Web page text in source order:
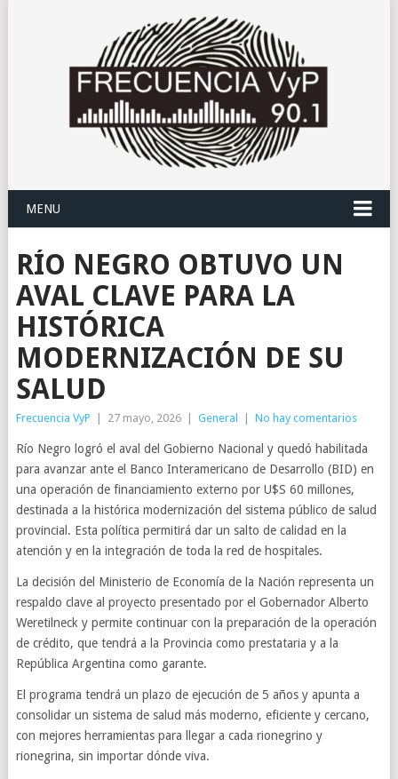
MENU
RÍO NEGRO OBTUVO UN
AVAL CLAVE PARA LA
HISTÓRICA
MODERNIZACIÓN DE SU
SALUD
Frecuencia VyP 27 mayo, 2026 General No hay comentarios
Río Negro logró el aval del Gobierno Nacional y quedó habilitada
para avanzar ante el Banco Interamericano de Desarrollo (BID) en
una operación de financiamiento externo por U$S 60 millones,
destinada a la histórica modernización del sistema público de salud
provincial. Esta política permitirá dar un salto de calidad en la
atención y en la integración de toda la red de hospitales.
La decisión del Ministerio de Economía de la Nación representa un
respaldo clave al proyecto presentado por el Gobernador Alberto
Weretilneck y permite continuar con la preparación de la operación
de crédito, que tendrá a la Provincia como prestataria y a la
República Argentina como garante.
El programa tendrá un plazo de ejecución de 5 años y apunta a
consolidar un sistema de salud más moderno, eficiente y cercano,
con mejores herramientas para llegar a cada rionegrino y
rionegrina, sin importar dónde viva.